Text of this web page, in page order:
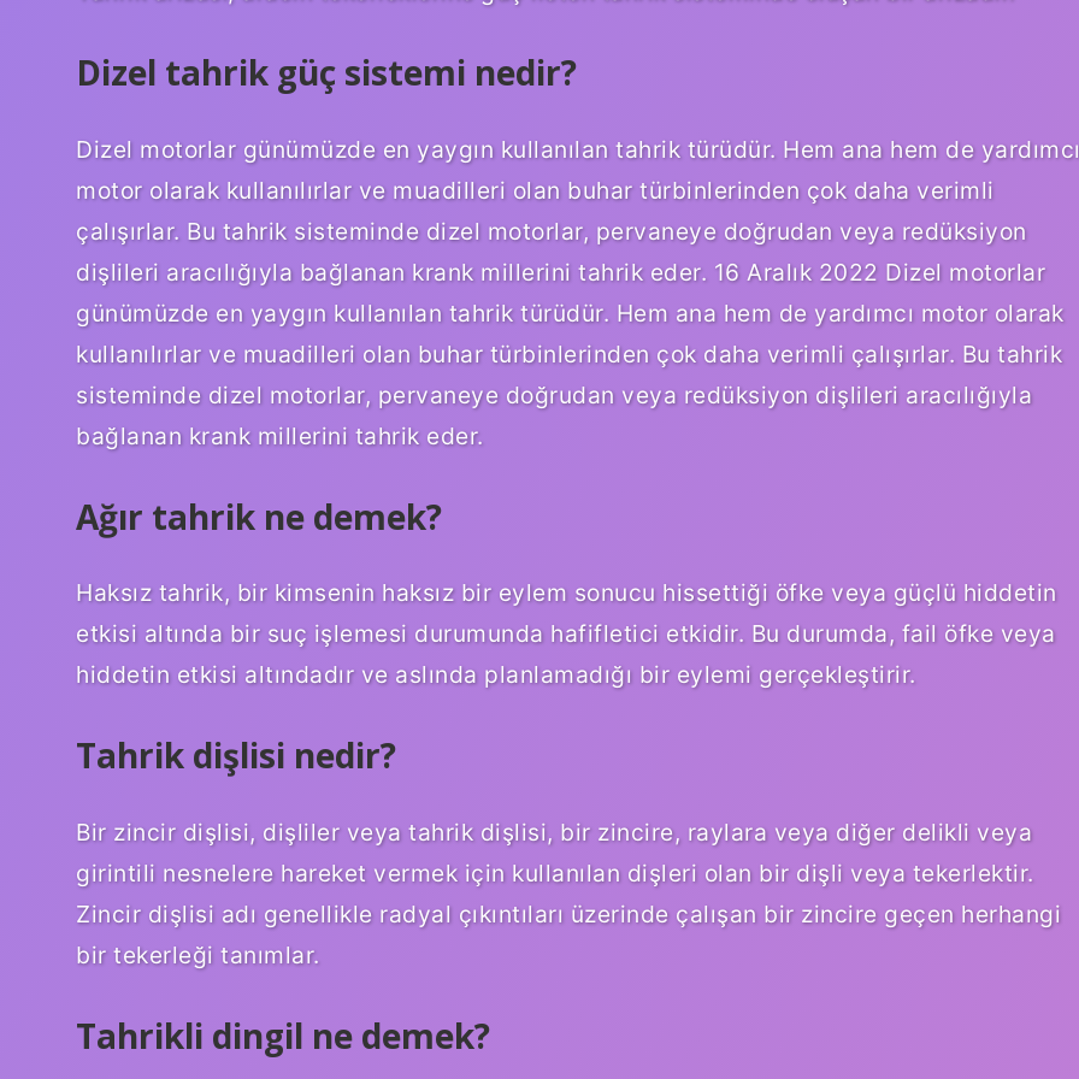
Dizel tahrik güç sistemi nedir?
Dizel motorlar günümüzde en yaygın kullanılan tahrik türüdür. Hem ana hem de
motor olarak kullanılırlar ve muadilleri olan buhar türbinlerinden çok daha verimli
çalışırlar. Bu tahrik sisteminde dizel motorlar, pervaneye doğrudan veya redüksiyon
dişlileri aracılığıyla bağlanan krank millerini tahrik eder. 16 Aralık 2022 Dizel motorlar
günümüzde en yaygın kullanılan tahrik türüdür. Hem ana hem de yardımcı motor olarak
kullanılırlar ve muadilleri olan buhar türbinlerinden çok daha verimli çalışırlar. Bu tahrik
sisteminde dizel motorlar, pervaneye doğrudan veya redüksiyon dişlileri aracılığıyla
bağlanan krank millerini tahrik eder.
Ağır tahrik ne demek?
Haksız tahrik, bir kimsenin haksız bir eylem sonucu hissettiği öfke veya güçlü hiddetin
etkisi altında bir suç işlemesi durumunda hafifletici etkidir. Bu durumda, fail öfke veya
hiddetin etkisi altındadır ve aslında planlamadığı bir eylemi gerçekleştirir.
Tahrik dişlisi nedir?
Bir zincir dişlisi, dişliler veya tahrik dişlisi, bir zincire, raylara veya diğer delikli veya
girintili nesnelere hareket vermek için kullanılan dişleri olan bir dişli veya tekerlektir.
Zincir dişlisi adı genellikle radyal çıkıntıları üzerinde çalışan bir zincire geçen herhangi
bir tekerleği tanımlar.
Tahrikli dingil ne demek?